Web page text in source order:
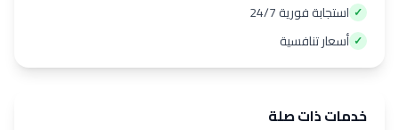
✓ استجابة فورية 24/7
✓ أسعار تنافسية
خدمات ذات صلة